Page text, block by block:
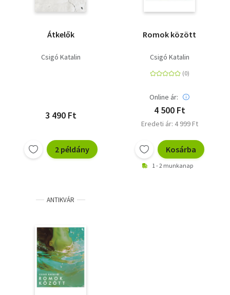
Átkelők
Csigó Katalin
3 490 Ft
2 példány
Romok között
Csigó Katalin
Online ár:
4 500 Ft
Eredeti ár: 4 999 Ft
Kosárba
1 - 2 munkanap
ANTIKVÁR